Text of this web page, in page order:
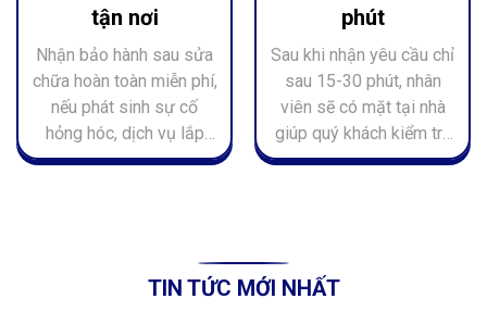
tận nơi
Nhận bảo hành sau sửa
chữa hoàn toàn miễn phí,
nếu phát sinh sự cố
hỏng hóc, dịch vụ lắp
đặt và bảo dưỡng thiết
phút
Sau khi nhận yêu cầu chỉ
sau 15-30 phút, nhân
viên sẽ có mặt tại nhà
giúp quý khách kiểm tra
và khắc phục các lỗi sự
TIN TỨC MỚI NHẤT